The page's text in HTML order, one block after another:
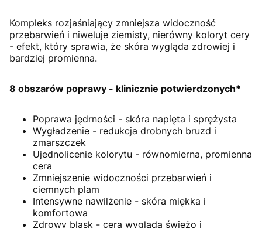
Kompleks rozjaśniający zmniejsza widoczność
przebarwień i niweluje ziemisty, nierówny koloryt cery
- efekt, który sprawia, że skóra wygląda zdrowiej i
bardziej promienna.
8 obszarów poprawy - klinicznie potwierdzonych*
Poprawa jędrności - skóra napięta i sprężysta
Wygładzenie - redukcja drobnych bruzd i
zmarszczek
Ujednolicenie kolorytu - równomierna, promienna
cera
Zmniejszenie widoczności przebarwień i
ciemnych plam
Intensywne nawilżenie - skóra miękka i
komfortowa
Zdrowy blask - cera wygląda świeżo i